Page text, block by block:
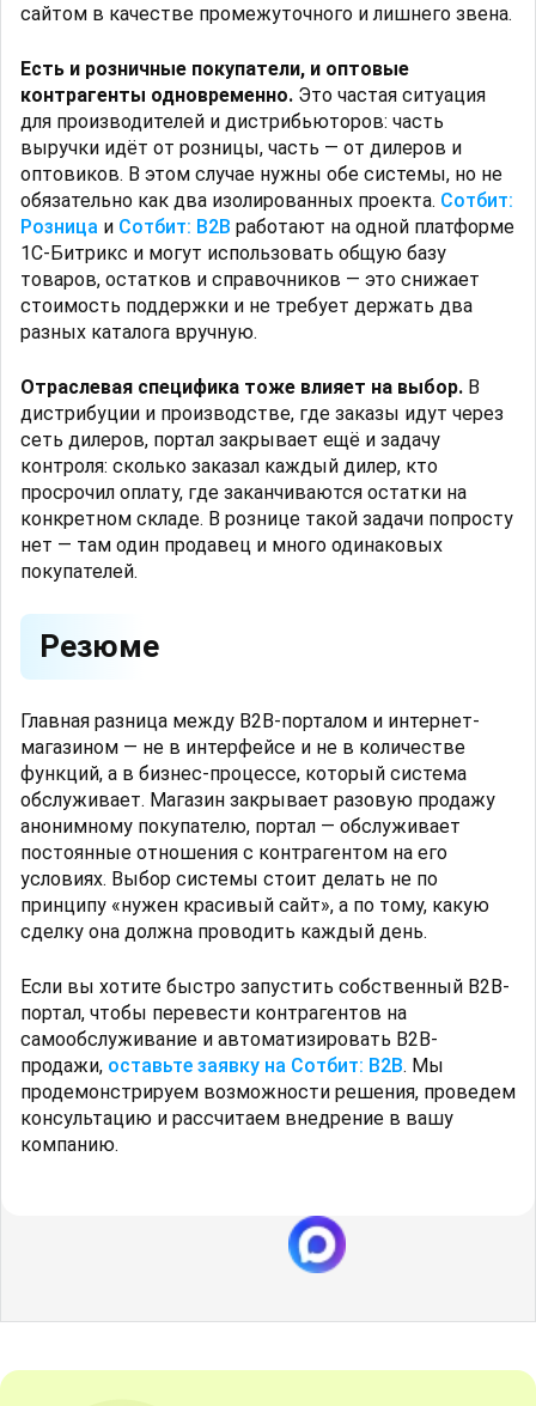
сайтом в качестве промежуточного и лишнего звена.
Есть и розничные покупатели, и оптовые
контрагенты одновременно. Это частая ситуация
для производителей и дистрибьюторов: часть
выручки идёт от розницы, часть — от дилеров и
оптовиков. В этом случае нужны обе системы, но не
обязательно как два изолированных проекта. Сотбит:
Розница и Сотбит: B2B работают на одной платформе
1С-Битрикс и могут использовать общую базу
товаров, остатков и справочников — это снижает
стоимость поддержки и не требует держать два
разных каталога вручную.
Отраслевая специфика тоже влияет на выбор. В
дистрибуции и производстве, где заказы идут через
сеть дилеров, портал закрывает ещё и задачу
контроля: сколько заказал каждый дилер, кто
просрочил оплату, где заканчиваются остатки на
конкретном складе. В рознице такой задачи попросту
нет — там один продавец и много одинаковых
покупателей.
Резюме
Главная разница между B2B-порталом и интернет-
магазином — не в интерфейсе и не в количестве
функций, а в бизнес-процессе, который система
обслуживает. Магазин закрывает разовую продажу
анонимному покупателю, портал — обслуживает
постоянные отношения с контрагентом на его
условиях. Выбор системы стоит делать не по
принципу «нужен красивый сайт», а по тому, какую
сделку она должна проводить каждый день.
Если вы хотите быстро запустить собственный B2B-
портал, чтобы перевести контрагентов на
самообслуживание и автоматизировать B2B-
продажи, оставьте заявку на Сотбит: B2B. Мы
продемонстрируем возможности решения, проведем
консультацию и рассчитаем внедрение в вашу
компанию.